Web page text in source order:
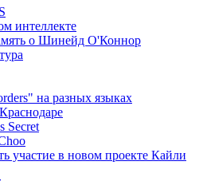
интеллекте
о Шинейд О'Коннор
на разных языках
Secret
участие в новом проекте Кайли